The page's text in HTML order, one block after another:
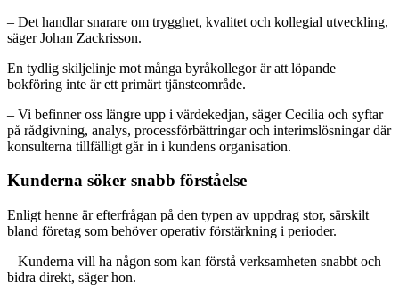
– Det handlar snarare om trygghet, kvalitet och kollegial utveckling,
säger Johan Zackrisson.
En tydlig skiljelinje mot många byråkollegor är att löpande
bokföring inte är ett primärt tjänsteområde.
– Vi befinner oss längre upp i värdekedjan, säger Cecilia och syftar
på rådgivning, analys, processförbättringar och interimslösningar där
konsulterna tillfälligt går in i kundens organisation.
Kunderna söker snabb förståelse
Enligt henne är efterfrågan på den typen av uppdrag stor, särskilt
bland företag som behöver operativ förstärkning i perioder.
– Kunderna vill ha någon som kan förstå verksamheten snabbt och
bidra direkt, säger hon.